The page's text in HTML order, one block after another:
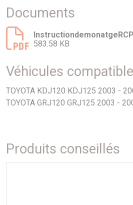
Les embases RHINO-RACK de la
d'origine de votre véhicule et ne
ni aucune modification.
Kit de 6 embases.
Documents
583.58 KB
Véhicules
TOYOTA KDJ120 KDJ125 2003 -
TOYOTA GRJ120 GRJ125 2003 -
Produits conseillés